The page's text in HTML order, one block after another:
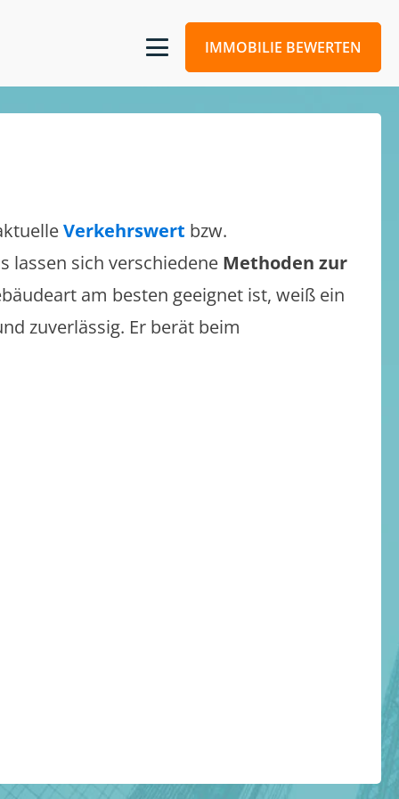
IMMOBILIE BEWERTEN
Verkehrswert bzw.
lassen sich verschiedene Methoden zur
am besten geeignet ist, weiß ein
zuverlässig. Er berät beim